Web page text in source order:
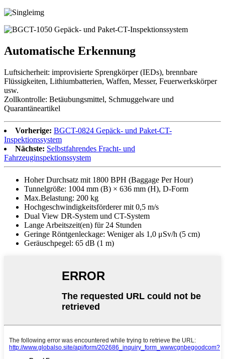
Automatische Erkennung
Luftsicherheit: improvisierte Sprengkörper (IEDs), brennbare
Flüssigkeiten, Lithiumbatterien, Waffen, Messer, Feuerwerkskörper
usw.
Zollkontrolle: Betäubungsmittel, Schmuggelware und
Quarantäneartikel
Vorherige: BGCT-0824 Gepäck- und Paket-CT-
Inspektionssystem
Nächste: Selbstfahrendes Fracht- und
Fahrzeuginspektionssystem
Hoher Durchsatz mit 1800 BPH (Baggage Per Hour)
Tunnelgröße: 1004 mm (B) × 636 mm (H), D-Form
Max.Belastung: 200 kg
Hochgeschwindigkeitsförderer mit 0,5 m/s
Dual View DR-System und CT-System
Lange Arbeitszeit(en) für 24 Stunden
Geringe Röntgenleckage: Weniger als 1,0 μSv/h (5 cm)
Geräuschpegel: 65 dB (1 m)